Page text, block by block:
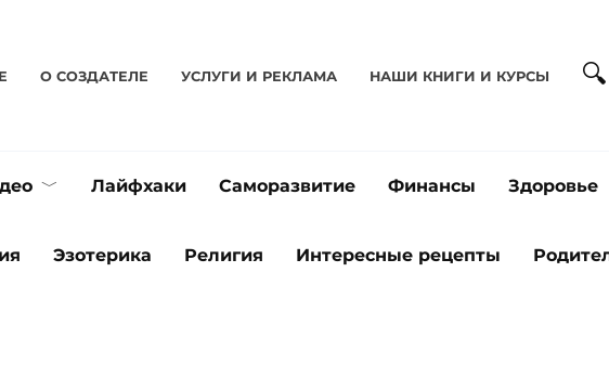
О CОЗДАТЕЛЕ УСЛУГИ И РЕКЛАМА НАШИ КНИГИ И КУРСЫ
Лайфхаки Саморазвитие Финансы Здоровье
Эзотерика Религия Интересные рецепты